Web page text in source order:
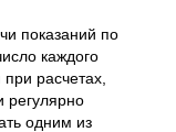
показаний по
каждого
расчетах,
регулярно
одним из